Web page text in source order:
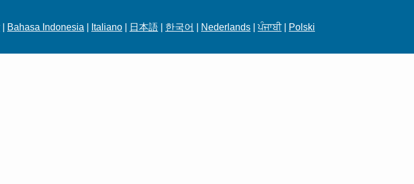
Bahasa Indonesia Italiano 日本語 한국어 Nederlands |ਪੰਜਾਬੀ|
Polski